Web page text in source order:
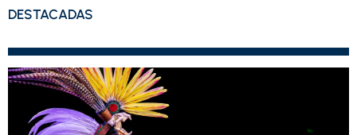
DESTACADAS